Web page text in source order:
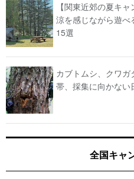
【関東近郊の夏キ
涼を感じながら遊べ
15選
カブトムシ、クワ
帯、採集に向かない
全国キャ